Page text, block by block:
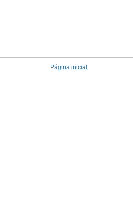
Página inicial